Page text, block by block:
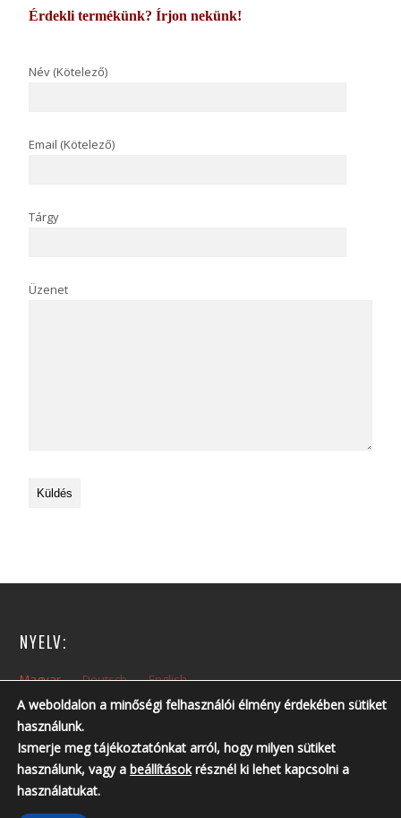
Érdekli termékünk? Írjon nekünk!
Név (Kötelező)
Email (Kötelező)
Tárgy
Üzenet
NYELV:
Magyar Deutsch English
NYITVA TARTÁS:
Hétfőtől – Péntekig: 10:00 – 14:00
Nyitvatartási időn kívül, előzetes telefonos egyeztetés szükséges!
Telefonszám: +36 30 237 6761 ; +36 30 213 3461
A weboldalon a minőségi felhasználói élmény érdekében sütiket
használunk.
Ismerje meg tájékoztatónkat arról, hogy milyen sütiket
használunk, vagy a beállításokrésznél ki lehet kapcsolni a
használatukat.